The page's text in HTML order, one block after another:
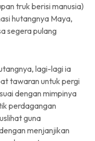
truk berisi manusia)
hutangnya Maya,
segera pulang
lagi-lagi ia
tawaran untuk pergi
dengan mimpinya
perdagangan
guna
menjanjikan